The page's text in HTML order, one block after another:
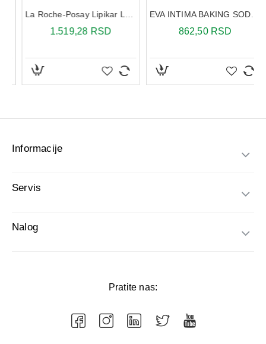
Informacije
Servis
Nalog
Pratite nas: